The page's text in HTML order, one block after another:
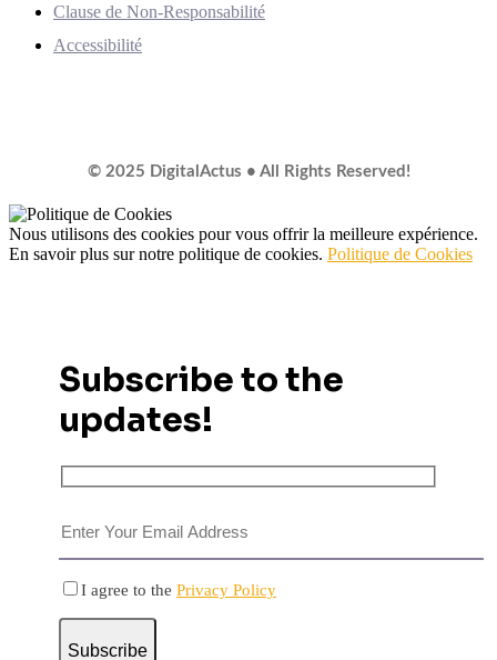
Clause de Non-Responsabilité
Accessibilité
© 2025 DigitalActus • All Rights Reserved!
Nous utilisons des cookies pour vous offrir la meilleure expérience.
En savoir plus sur notre politique de cookies. Politique de Cookies
Subscribe to the
updates!
I agree to the Privacy Policy
Subscribe